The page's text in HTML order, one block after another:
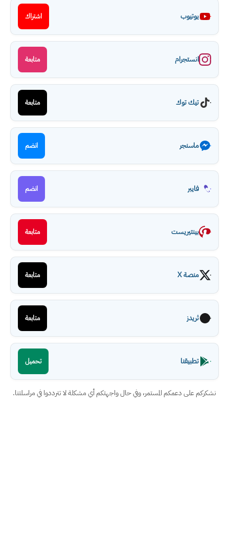
يوتيوب اشتراك
انستجرام متابعة
تيك توك متابعة
ماسنجر انضم
فايبر انضم
بينتيريست متابعة
منصة X متابعة
ثريدز متابعة
تطبيقنا تحميل
نشكركم على دعمكم المستمر، وفي حال واجهتكم أي مشكلة لا تترددوا في مراسلتنا.